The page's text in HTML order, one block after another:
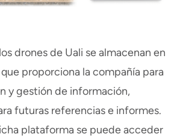
drones de Uali se almacenan en
proporciona la compañía para
y gestión de información,
futuras referencias e informes.
plataforma se puede acceder